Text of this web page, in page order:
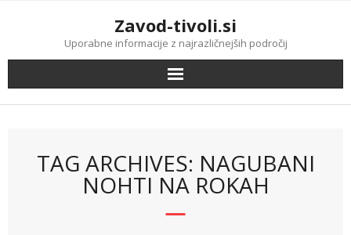
Zavod-tivoli.si
Uporabne informacije z najrazličnejših področij
TAG ARCHIVES: NAGUBANI
NOHTI NA ROKAH